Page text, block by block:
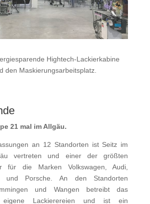
Hightech-Lackierkabine
den Maskierungsarbeitsplatz.
21 mal im Allgäu.
an 12 Standorten ist Seitz im
vertreten und einer der größten
für die Marken Volkswagen, Audi,
und Porsche. An den Standorten
und Wangen betreibt das
eigene Lackierereien und ist ein